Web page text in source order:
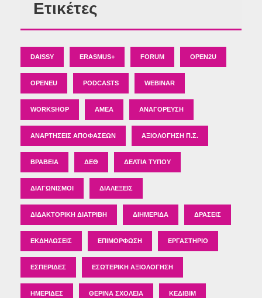
Ετικέτες
DAISSY ERASMUS+ FORUM OPEN2U
OPENEU PODCASTS WEBINAR
WORKSHOP ΑΜΕΑ ΑΝΑΓΌΡΕΥΣΗ
ΑΝΑΡΤΉΣΕΙΣ ΑΠΟΦΆΣΕΩΝ ΑΞΙΟΛΌΓΗΣΗ Π.Σ.
ΒΡΑΒΕΊΑ ΔΕΘ ΔΕΛΤΊΑ ΤΎΠΟΥ
ΔΙΑΓΩΝΙΣΜΟΊ ΔΙΑΛΈΞΕΙΣ
ΔΙΔΑΚΤΟΡΙΚΉ ΔΙΑΤΡΙΒΉ ΔΙΗΜΕΡΊΔΑ ΔΡΆΣΕΙΣ
ΕΚΔΗΛΏΣΕΙΣ ΕΠΙΜΌΡΦΩΣΗ ΕΡΓΑΣΤΉΡΙΟ
ΕΣΠΕΡΊΔΕΣ ΕΣΩΤΕΡΙΚΉ ΑΞΙΟΛΌΓΗΣΗ
ΗΜΕΡΊΔΕΣ ΘΕΡΙΝΆ ΣΧΟΛΕΊΑ ΚΕΔΙΒΙΜ